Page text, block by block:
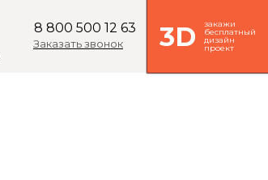
3D закажи
бесплатный
дизайн
проект
8 800 500 12 63
Заказать звонок